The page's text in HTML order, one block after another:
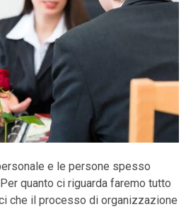
e le persone spesso
quanto ci riguarda faremo tutto
che il processo di organizzazione